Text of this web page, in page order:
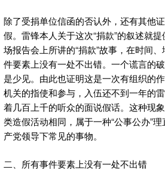
除了受捐单位信函的否认外，还有其他
假。雷锋本人关于这次“捐款”的叙述就
场报告会上所讲的“捐款”故事，在时间
件要素上没有一处不出错。一个谎言的
是少见。由此也证明这是一次有组织的
机关的指使和参与，入伍还不到一年的
着几百上千的听众的面说假话。这种现
类造假活动相同，属于一种“公事公办”
产党领导下常见的事物。
二、所有事件要素上没有一处不出错